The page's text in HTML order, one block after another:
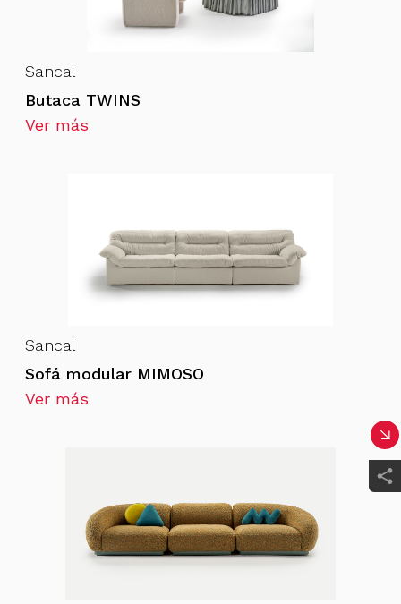
Sancal
Butaca TWINS
Ver más
Sancal
Sofá modular MIMOSO
Ver más